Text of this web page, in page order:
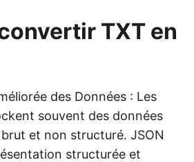
TXT en
des Données : Les
souvent des données
et non structuré. JSON
structurée et